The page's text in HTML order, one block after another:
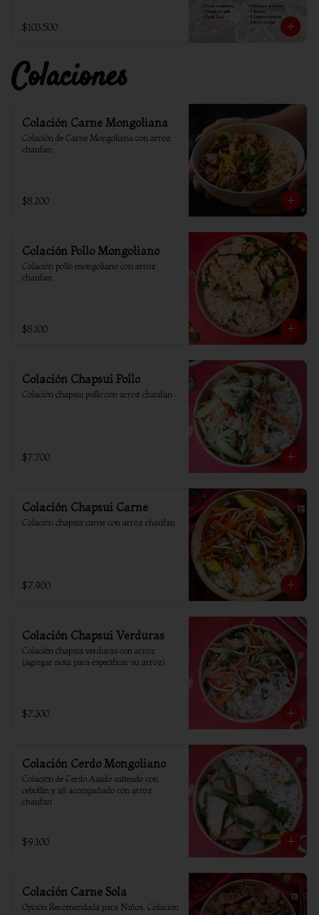
$103.500
Colaciones
Colación Carne Mongoliana
Colación de Carne Mongoliana con arroz
chaufan
$8.200
Colación Pollo Mongoliano
Colación pollo mongoliano con arroz
chaufan
$8.100
Colación Chapsui Pollo
Colación chapsui pollo con arroz chaufan
$7.700
Colación Chapsui Carne
Colación chapsui carne con arroz chaufan
$7.900
Colación Chapsui Verduras
Colación chapsui verduras con arroz
(agregar nota para especificar su arroz).
$7.300
Colación Cerdo Mongoliano
Colación de Cerdo Asado salteado con
cebollín y ají acompañado con arroz
chaufan
$9.100
Colación Carne Sola
Opción Recomendada para Niños. Colación